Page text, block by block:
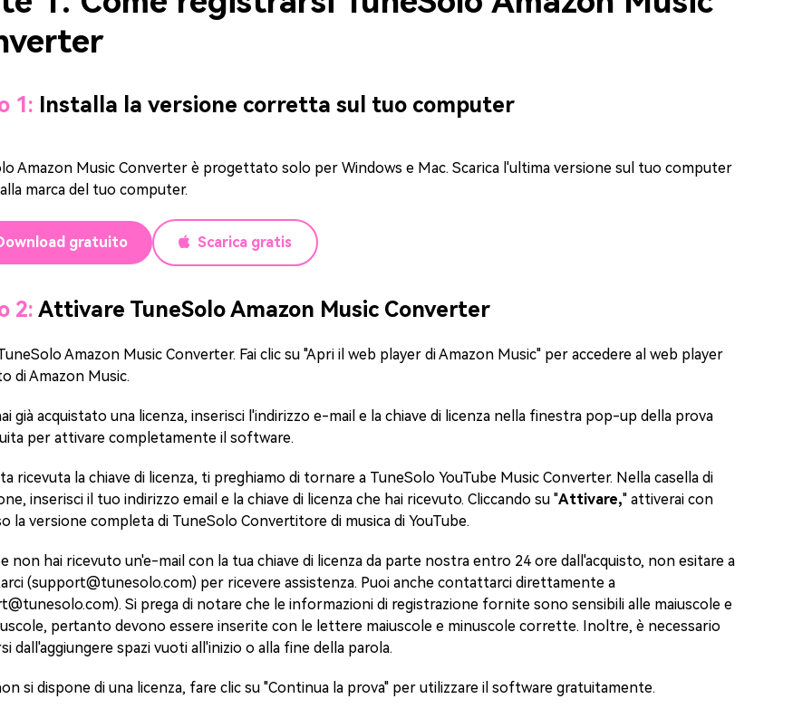
1: Installa la versione corretta sul tuo computer
Amazon Music Converter è progettato solo per Windows e Mac. Scarica l'ultima versione sul tuo computer
marca del tuo computer.
gratuito Scarica gratis
2: Attivare TuneSolo Amazon Music Converter
Amazon Music Converter. Fai clic su "Apri il web player di Amazon Music" per accedere al web player
di Amazon Music.
già acquistato una licenza, inserisci l'indirizzo e-mail e la chiave di licenza nella finestra pop-up della prova
per attivare completamente il software.
ricevuta la chiave di licenza, ti preghiamo di tornare a TuneSolo YouTube Music Converter. Nella casella di
inserisci il tuo indirizzo email e la chiave di licenza che hai ricevuto. Cliccando su "Attivare," attiverai con
la versione completa di TuneSolo Convertitore di musica di YouTube.
non hai ricevuto un'e-mail con la tua chiave di licenza da parte nostra entro 24 ore dall'acquisto, non esitare a
(support@tunesolo.com) per ricevere assistenza. Puoi anche contattarci direttamente a
). Si prega di notare che le informazioni di registrazione fornite sono sensibili alle maiuscole e
pertanto devono essere inserite con le lettere maiuscole e minuscole corrette. Inoltre, è necessario
dall'aggiungere spazi vuoti all'inizio o alla fine della parola.
si dispone di una licenza, fare clic su "Continua la prova" per utilizzare il software gratuitamente.